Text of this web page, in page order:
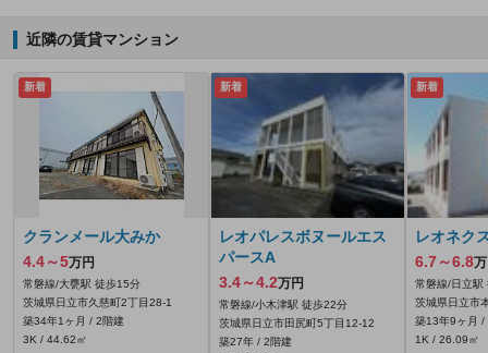
近隣の賃貸マンション
新着
クランメール大みか
4.4～5万円
常磐線/大甕駅 徒歩15分
茨城県日立市久慈町2丁目28-1
築34年1ヶ月 / 2階建
3K / 44.62㎡
新着
レオパレスボヌールエス
パースA
3.4～4.2万円
常磐線/小木津駅 徒歩22分
茨城県日立市田尻町5丁目12-12
築27年 / 2階建
新着
レオネク
6.7～6.8
常磐線/日立駅
茨城県日立市
築13年9ヶ月 /
1K / 26.09㎡